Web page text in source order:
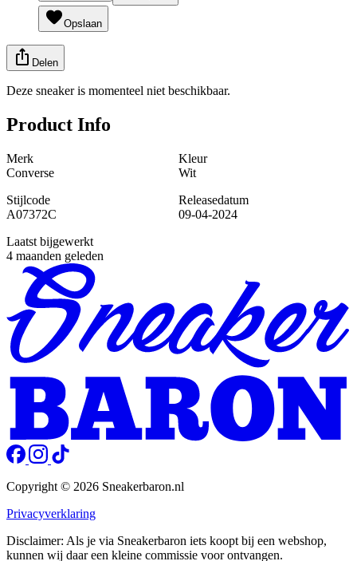
Opslaan
Delen
Deze sneaker is momenteel niet beschikbaar.
Product Info
Merk
Converse
Kleur
Wit
Stijlcode
A07372C
Releasedatum
09-04-2024
Laatst bijgewerkt
4 maanden geleden
Copyright © 2026 Sneakerbaron.nl
Privacyverklaring
Disclaimer: Als je via Sneakerbaron iets koopt bij een webshop,
kunnen wij daar een kleine commissie voor ontvangen.